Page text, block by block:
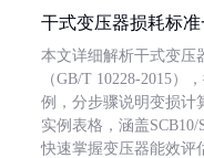
干式变压器损耗标
本文详细解析干式变压
（GB/T 10228-2015）
例，分步骤说明变损计
实例表格，涵盖
快速掌握变压器能效评